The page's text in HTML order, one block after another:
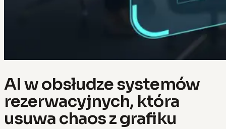
AI w obsłudze systemów
rezerwacyjnych, która
usuwa chaos z grafiku